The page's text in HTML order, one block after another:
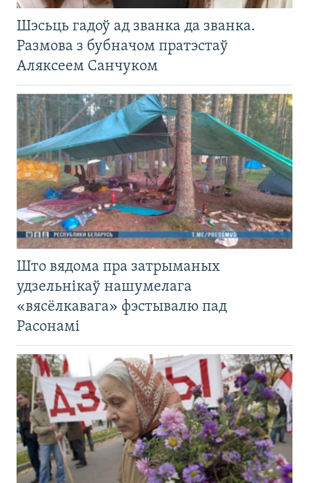
Шэсьць гадоў ад званка да званка.
Размова з бубначом пратэстаў
Аляксеем Санчуком
Што вядома пра затрыманых
удзельнікаў нашумелага
«вясёлкавага» фэстывалю пад
Расонамі